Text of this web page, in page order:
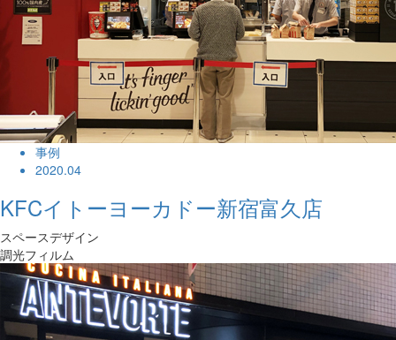
事例
2020.04
KFCイトーヨーカドー新宿富久店
スペースデザイン
調光フィルム